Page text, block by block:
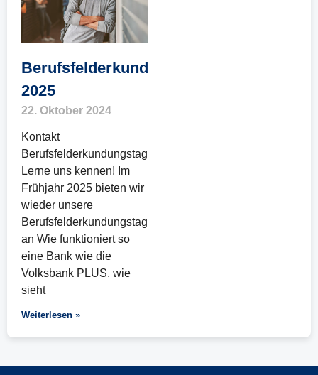
Berufsfelderkundungstage
2025
22. Oktober 2024
Kontakt
Berufsfelderkundungstage:
Lerne uns kennen! Im
Frühjahr 2025 bieten wir
wieder unsere
Berufsfelderkundungstage
an Wie funktioniert so
eine Bank wie die
Volksbank PLUS, wie
sieht
Weiterlesen »